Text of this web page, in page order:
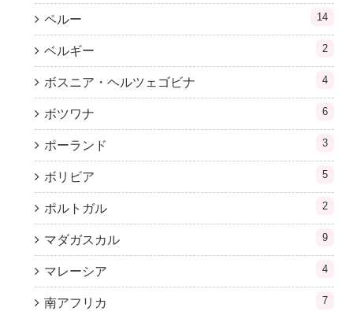
ペルー 14
ベルギー 2
ボスニア・ヘルツェゴビナ 4
ボツワナ 6
ポーランド 3
ボリビア 5
ポルトガル 2
マダガスカル 9
マレーシア 4
南アフリカ 7